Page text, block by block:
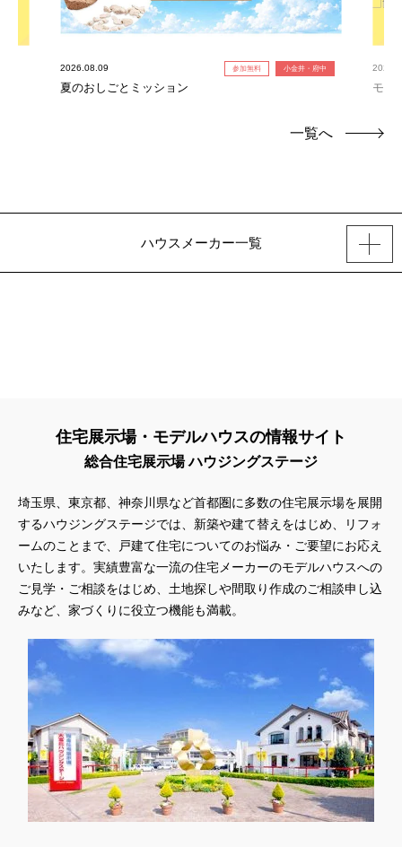
2026.08.09 参加無料 小金井・府中
夏のおしごとミッション モデ
一覧へ
ハウスメーカー一覧
住宅展示場・モデルハウスの情報サイト
総合住宅展示場 ハウジングステージ
埼玉県、東京都、神奈川県など首都圏に多数の住宅展示場を展開
するハウジングステージでは、新築や建て替えをはじめ、リフォ
ームのことまで、戸建て住宅についてのお悩み・ご要望にお応え
いたします。実績豊富な一流の住宅メーカーのモデルハウスへの
ご見学・ご相談をはじめ、土地探しや間取り作成のご相談申し込
みなど、家づくりに役立つ機能も満載。